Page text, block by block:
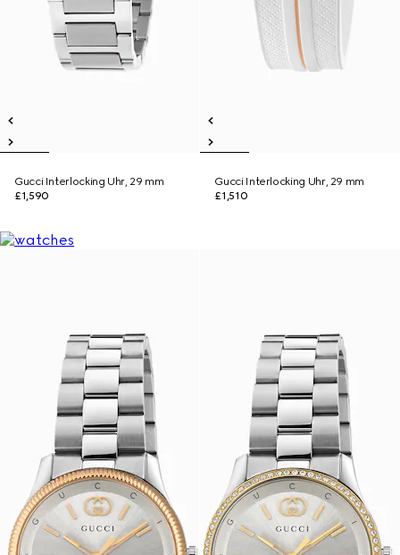
Gucci Interlocking Uhr, 29 mm
£1,590
Gucci Interlocking Uhr, 29 mm
£1,510